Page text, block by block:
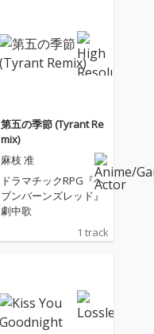
第五の季節 (Tyrant Re
mix)
麻枝 准
ドラマチックRPG『ヘ
ブンバーンズレッド』
劇中歌
1 track